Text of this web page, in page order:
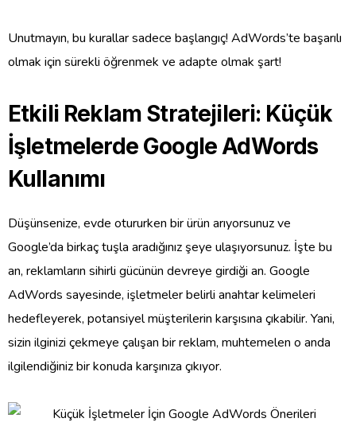
Unutmayın, bu kurallar sadece başlangıç! AdWords’te başarılı
olmak için sürekli öğrenmek ve adapte olmak şart!
Etkili Reklam Stratejileri: Küçük
İşletmelerde Google AdWords
Kullanımı
Düşünsenize, evde otururken bir ürün arıyorsunuz ve
Google’da birkaç tuşla aradığınız şeye ulaşıyorsunuz. İşte bu
an, reklamların sihirli gücünün devreye girdiği an. Google
AdWords sayesinde, işletmeler belirli anahtar kelimeleri
hedefleyerek, potansiyel müşterilerin karşısına çıkabilir. Yani,
sizin ilginizi çekmeye çalışan bir reklam, muhtemelen o anda
ilgilendiğiniz bir konuda karşınıza çıkıyor.